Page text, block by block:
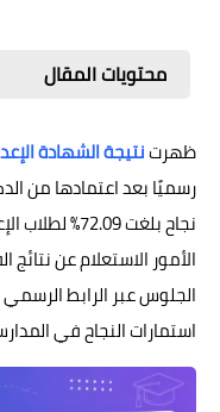
محتويات المقال
ظهرتنتيجة الشهادة
رسميًا بعد اعتمادها من
نجاح بلغت
الجلوس عبر الرابط
استمارات النجاح في